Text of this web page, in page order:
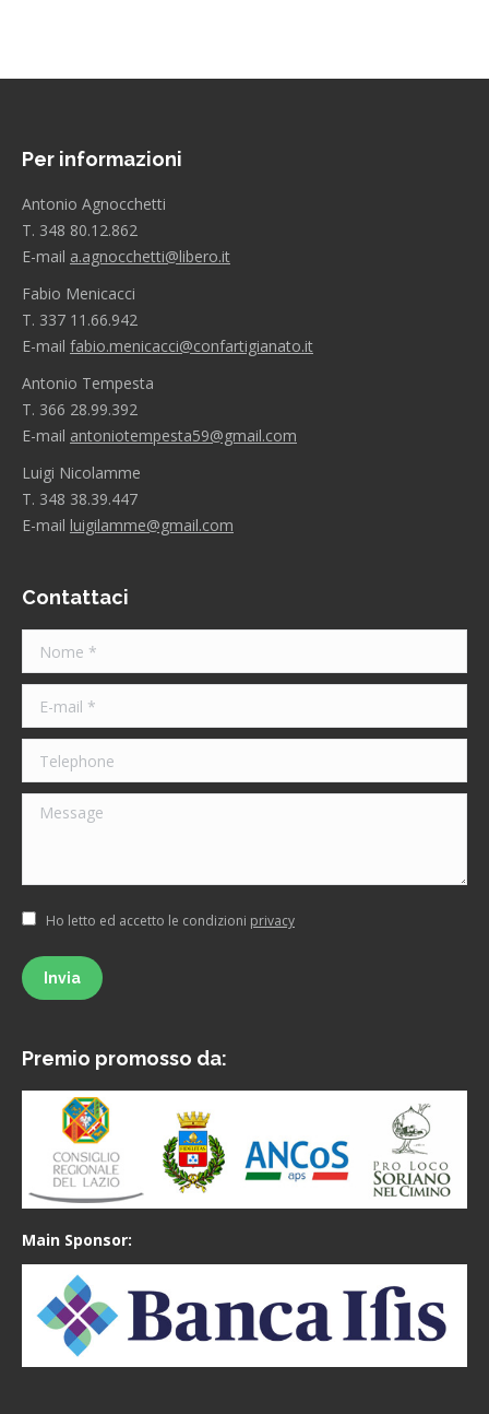
Per informazioni
Antonio Agnocchetti
T. 348 80.12.862
E-mail a.agnocchetti@libero.it
Fabio Menicacci
T. 337 11.66.942
E-mail fabio.menicacci@confartigianato.it
Antonio Tempesta
T. 366 28.99.392
E-mail antoniotempesta59@gmail.com
Luigi Nicolamme
T. 348 38.39.447
E-mail luigilamme@gmail.com
Contattaci
Nome *
E-mail *
Telephone
Message
Ho letto ed accetto le condizioni privacy
Invia
Premio promosso da:
Main Sponsor: